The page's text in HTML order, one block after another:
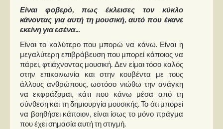
Είναι φοβερό, πως έκλεισες τον κύκλο
κάνοντας για αυτή τη μουσική, αυτό που έκανε
εκείνη για εσένα...
Είναι το καλύτερο που μπορώ να κάνω. Είναι η
μεγαλύτερη επιβράβευση που μπορεί κάποιος να
πάρει, φτιάχνοντας μουσική. Δεν είμαι τόσο καλός
στην επικοινωνία και στην κουβέντα με τους
άλλους ανθρώπους, ωστόσο νιώθω την ανάγκη
να εκφράζομαι, κάτι που κάνω μέσα από τη
σύνθεση και τη δημιουργία μουσικής. Το ότι μπορεί
να βοηθήσει κάποιον, είναι ίσως το μόνο πράγμα
που έχει σημασία αυτή τη στιγμή.